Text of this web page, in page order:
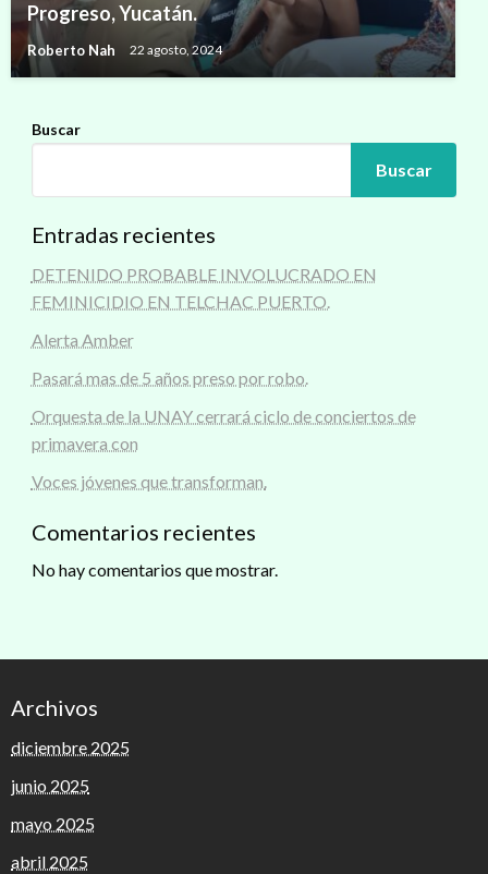
Progreso, Yucatán.
Roberto Nah 22 agosto, 2024
Buscar
Buscar
Entradas recientes
DETENIDO PROBABLE INVOLUCRADO EN
FEMINICIDIO EN TELCHAC PUERTO.
Alerta Amber
Pasará mas de 5 años preso por robo.
Orquesta de la UNAY cerrará ciclo de conciertos de
primavera con
Voces jóvenes que transforman.
Comentarios recientes
No hay comentarios que mostrar.
Archivos
diciembre 2025
junio 2025
mayo 2025
abril 2025